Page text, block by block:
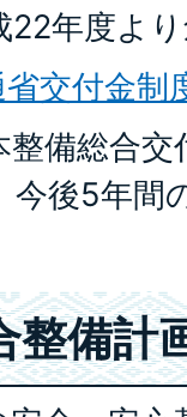
22年度よ
交付金制
備総合
今後5年間
整備計